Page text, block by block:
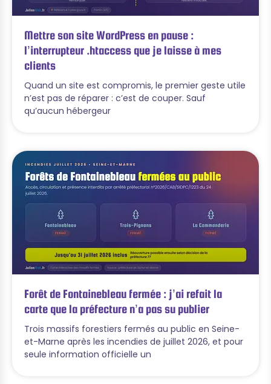
Mettre son site WordPress en pause :
l’interrupteur .htaccess que je laisse à mes
clients
Quand un site est compromis, le premier geste utile
n’est pas de réparer : c’est de couper. Sauf
qu’aucun hébergeur
Forêt de Fontainebleau fermée : j’ai refait la
carte que la préfecture n’a pas su publier
Trois massifs forestiers fermés au public en Seine-
et-Marne après les incendies de juillet 2026, et pour
seule information officielle un